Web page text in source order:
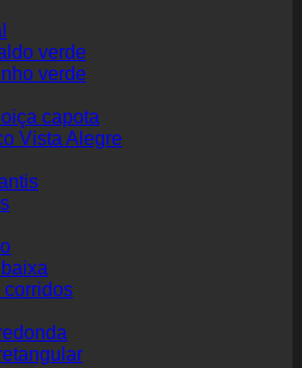
verde
verde
capota
Vista Alegre
corridos